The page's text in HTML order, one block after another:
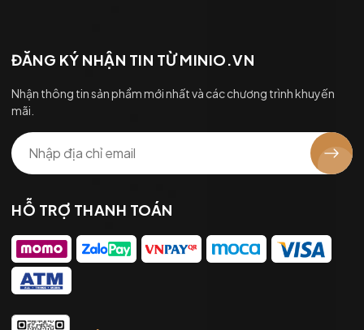
ĐĂNG KÝ NHẬN TIN TỪ MINIO.VN
Nhận thông tin sản phẩm mới nhất và các chương trình khuyến
mãi.
HỖ TRỢ THANH TOÁN